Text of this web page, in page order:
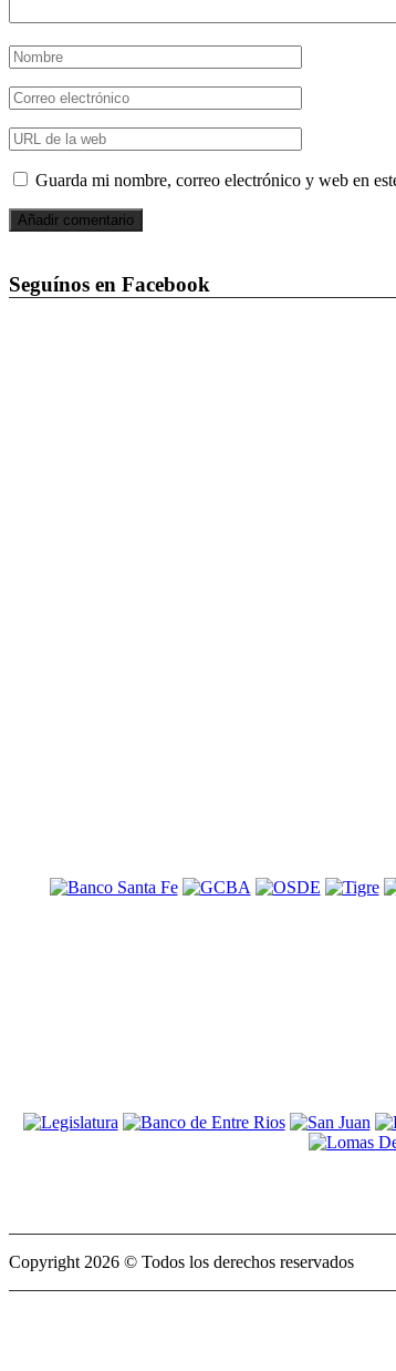
Guarda mi nombre, correo electrónico y web en
Seguínos en Facebook
Copyright 2026 © Todos los derechos reservados